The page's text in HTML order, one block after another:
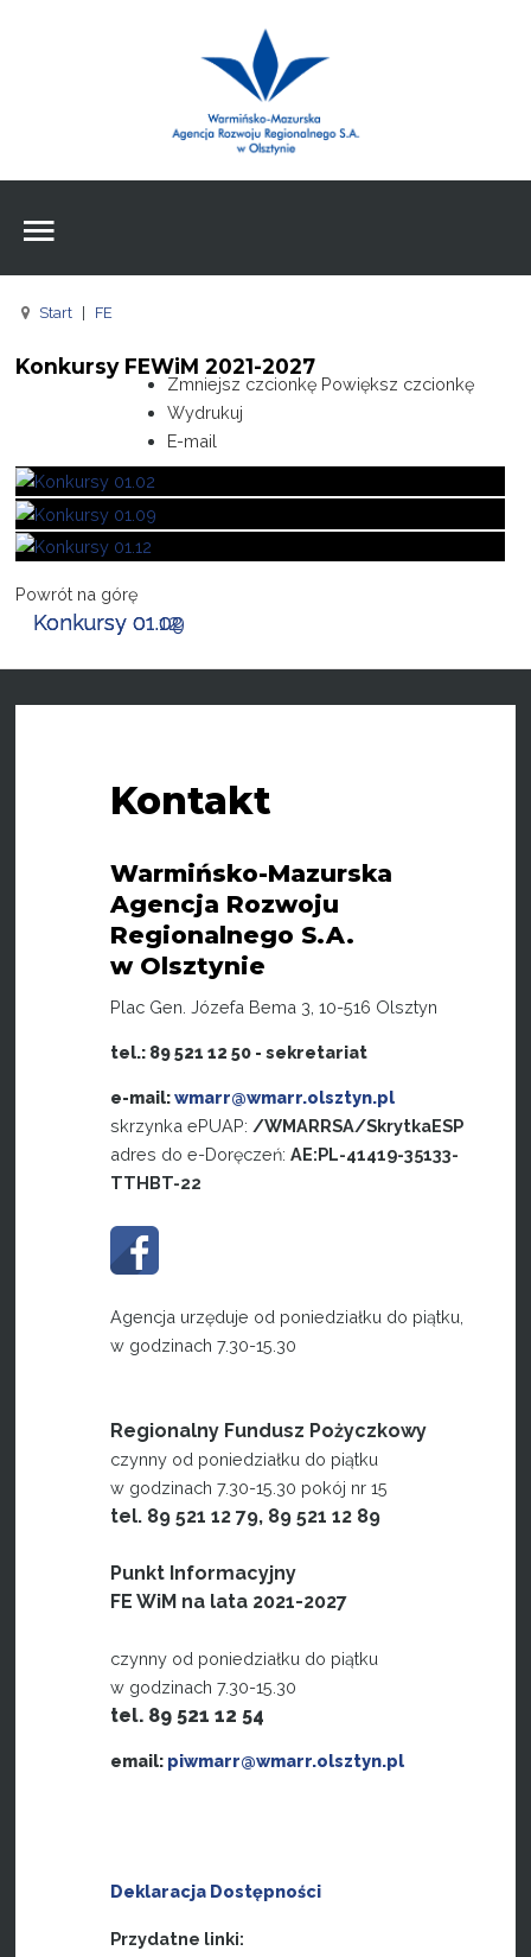
Agencja
FE
Pożyczki
Pożyczki
Zasoby
Kontakt
Znajdźna stronie
Wpisz czego szukasz
Start FE
Konkursy FEWiM 2021-2027
Zmniejsz czcionkę Powiększ czcionkę
Wydrukuj
E-mail
Konkursy 01.02
Konkursy 01.09
Konkursy 01.12
Powrót na górę
Kontakt
Warmińsko-Mazurska
Agencja Rozwoju
Regionalnego S.A.
w Olsztynie
Plac Gen. Józefa Bema 3, 10-516 Olsztyn
tel.: 89 521 12 50 - sekretariat
e-mail:wmarr@wmarr.olsztyn.pl
skrzynka ePUAP: /WMARRSA/SkrytkaESP
adres do e-Doręczeń:AE:PL-41419-35133-
TTHBT-22
Agencja urzęduje od poniedziałku do piątku,
w godzinach 7.30-15.30
Regionalny Fundusz Pożyczkowy
czynny od poniedziałku do piątku
w godzinach 7.30-15.30 pokój nr 15
tel. 89 521 12 79, 89 521 12 89
Punkt Informacyjny
FE WiM na lata 2021-2027
czynny od poniedziałku do piątku
w godzinach 7.30-15.30
tel. 89 521 12 54
email: piwmarr@wmarr.olsztyn.pl
Deklaracja Dostępności
Przydatne linki: